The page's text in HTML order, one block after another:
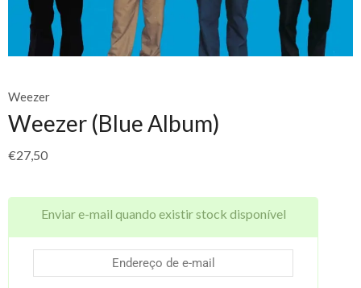
Weezer
Weezer (Blue Album)
€27,50
Enviar e-mail quando existir stock disponível